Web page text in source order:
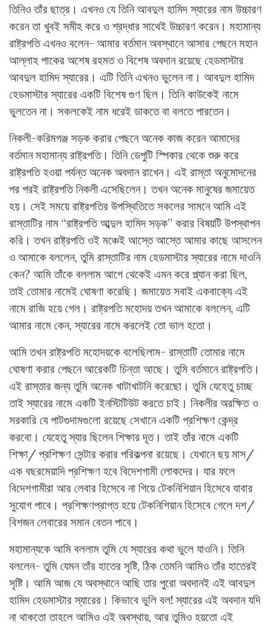
তিনিও তাঁর ছাত্র। এখনও যে তিনি আবদুল হামিদ স্যারের নাম উচ্চারণ
করেন তা খুবই সমীহ করে ও শ্রদ্ধার সাথেই উচ্চারণ করেন। মহামান্য
রাষ্ট্রপতি এখনও বলেন- আমার বর্তমান অবস্থানে আসার পেছনে মহান
আল্লাহ পাকের অশেষ রহমত ও বিশেষ অবদান রয়েছে হেডমাস্টার
আবদুল হামিদ স্যারের। এটি তিনি এখনও ভুলেন না। আবদুল হামিদ
হেডমাস্টার স্যারের একটি বিশেষ গুণ ছিল। তিনি কাউকেই নামে
ভুলতেন না। সকলকেই নাম ধরেই ডাকতে বা বলতে পারতেন।
নিকলী-করিমগঞ্জ সড়ক করার পেছনে অনেক কাজ করেন আমাদের
বর্তমান মহামান্য রাষ্ট্রপতি। তিনি ডেপুটি স্পিকার থেকে শুরু করে
রাষ্ট্রপতি হওয়া পর্যন্ত অনেক অবদান রাখেন। এই রাস্তা অনুমোদনের
পর পরই রাষ্ট্রপতি নিকলী এসেছিলেন। তখন অনেক মানুষের জমায়েত
হয়। সেই সময়ে রাষ্ট্রপতির উপস্থিতিতে সকলের সামনে আমি এই
রাস্তাটির নাম “রাষ্ট্রপতি আব্দুল হামিদ সড়ক” করার বিষয়টি উপস্থাপন
করি। তখন রাষ্ট্রপতি ওই মঞ্চেই আস্তে আস্তে আমার কাছে আসলেন
ও আমাকে বললেন, তুমি রাস্তাটির নাম হেডমাস্টার স্যারের নামে দাওনি
কেন? আমি তাঁকে বললাম আগে থেকেই এমন করে প্ল্যান করা ছিল,
তাই তোমার নামেই ঘোষণা করেছি। জমায়েত সবাই একবাক্যে এই
নামে রাজি হয়ে গেল। রাষ্ট্রপতি মহোদয় তখন আমাকে বললেন, এটি
আমার নামে কেন, স্যারের নামে করলেই তো ভাল হতো।
আমি তখন রাষ্ট্রপতি মহোদয়কে বলেছিলাম- রাস্তাটি তোমার নামে
ঘোষণা করার পেছনে আরেকটি চিন্তা আছে। তুমি বর্তমানে রাষ্ট্রপতি।
এই রাস্তার জন্য তুমি অনেক খাটাখাটনি করেছো। তুমি যেহেতু চাচ্ছ
তাই স্যারের নামে একটি ইনস্টিটিউট করতে চাই। নিকলীর অরক্ষিত ও
সরকারি যে পাটগুদামগুলো রয়েছে সেখানে একটি প্রশিক্ষণ কেন্দ্র
করবো। যেহেতু স্যার ছিলেন শিক্ষার দূত। তাই তাঁর নামে একটি
শিক্ষা/ প্রশিক্ষণ সেন্টার করার পরিকল্পনা রয়েছে। যেখানে ছয় মাস/
এক বছরমেয়াদি প্রশিক্ষণ হবে বিদেশগামী লোকদের। যার ফলে
বিদেশগামীরা আর লেবার হিসেবে না গিয়ে টেকনিশিয়ান হিসেবে যাবার
সুযোগ পাবে। প্রশিক্ষণপ্রাপ্ত হয়ে টেকনিশিয়ান হিসেবে গেলে দশ/
বিশজন লেবারের সমান বেতন পাবে।
মহামান্যকে আমি বললাম তুমি যে স্যারের কথা ভুলে যাওনি। তিনি
বললেন- তুমি যেমন তাঁর হাতের সৃষ্টি, ঠিক তেমনি আমিও তাঁর হাতেরই
সৃষ্টি। আমি আজ যে অবস্থানে আছি তার পুরো অবদানই এই আবদুল
হামিদ হেডমাস্টার স্যারের। কিভাবে ভুলি বল! স্যারের এই অবদান যদি
না থাকতো তাহলে আমিও এই অবস্থায়, আর তুমিও হয়তো এই